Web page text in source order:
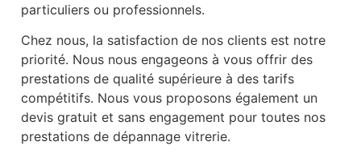
particuliers ou professionnels.
Chez nous, la satisfaction de nos clients est notre
priorité. Nous nous engageons à vous offrir des
prestations de qualité supérieure à des tarifs
compétitifs. Nous vous proposons également un
devis gratuit et sans engagement pour toutes nos
prestations de dépannage vitrerie.